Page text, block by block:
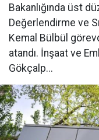
Bakanlığında üst
Değerlendirme ve
Kemal Bülbül
atandı. İnşaat ve
Gökçalp...